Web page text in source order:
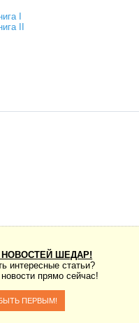
I
II
ШЕДАР!
интересные статьи?
новости прямо сейчас!